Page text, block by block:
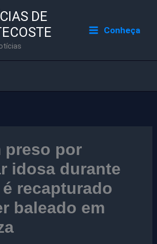
DE
Conheça
preso por
idosa durante
recapturado
baleado em